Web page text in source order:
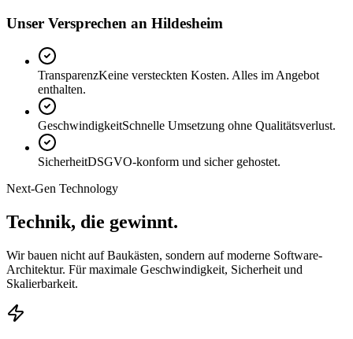
Unser Versprechen an Hildesheim
TransparenzKeine versteckten Kosten. Alles im Angebot
enthalten.
GeschwindigkeitSchnelle Umsetzung ohne Qualitätsverlust.
SicherheitDSGVO-konform und sicher gehostet.
Next-Gen Technology
Technik, die gewinnt.
Wir bauen nicht auf Baukästen, sondern auf moderne Software-
Architektur. Für maximale Geschwindigkeit, Sicherheit und
Skalierbarkeit.